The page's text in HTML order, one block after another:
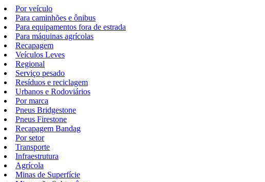
Por veículo
Para caminhões e ônibus
Para equipamentos fora de estrada
Para máquinas agrícolas
Recapagem
Veículos Leves
Regional
Serviço pesado
Resíduos e reciclagem
Urbanos e Rodoviários
Por marca
Pneus Bridgestone
Pneus Firestone
Recapagem Bandag
Por setor
Transporte
Infraestrutura
Agrícola
Minas de Superfície